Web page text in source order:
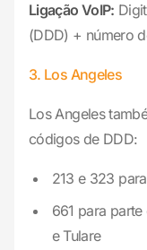
Ligação VoIP:
(DDD) + número
3. Los Angeles
Los Angeles
códigos de DDD:
213 e 323
661 para
e Tulare